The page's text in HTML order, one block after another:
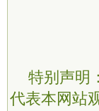
特别声明
代表本网站